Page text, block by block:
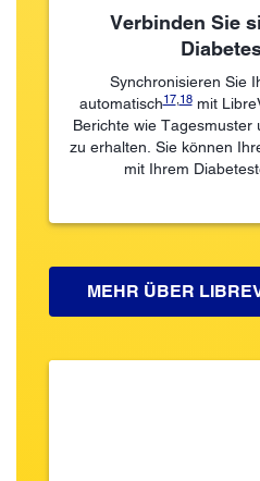
Verbinden Sie
Synchronisieren Sie
automatisch17,18mit
Berichte wie Tagesmuster
zu erhalten. Sie können
mit Ihrem
MEHR ÜBER